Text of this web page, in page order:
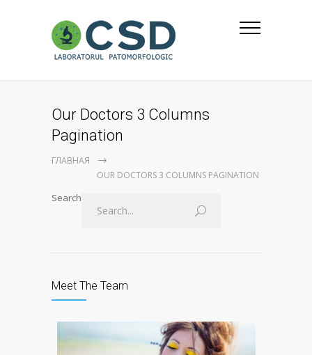
Our Doctors 3 Columns
Pagination
ГЛАВНАЯ
OUR DOCTORS 3 COLUMNS PAGINATION
Search
Meet The Team